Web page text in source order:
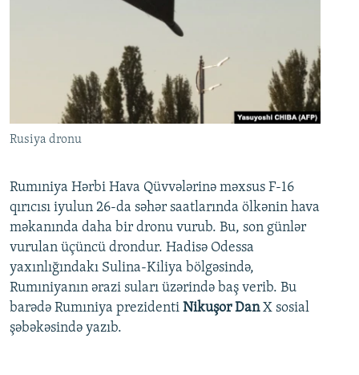
Rusiya dronu
Rumıniya Hərbi Hava Qüvvələrinə məxsus F-16
qırıcısı iyulun 26-da səhər saatlarında ölkənin hava
məkanında daha bir dronu vurub. Bu, son günlər
vurulan üçüncü drondur. Hadisə Odessa
yaxınlığındakı Sulina-Kiliya bölgəsində,
Rumıniyanın ərazi suları üzərində baş verib. Bu
barədə Rumıniya prezidenti Nikuşor DanX sosial
şəbəkəsində yazıb.